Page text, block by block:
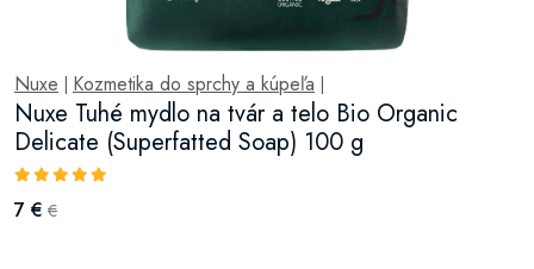
Nuxe Kozmetika do sprchy a kúpeľa
Nuxe Tuhé mydlo na tvár a telo Bio Organic
Delicate (Superfatted Soap) 100 g
7 € €